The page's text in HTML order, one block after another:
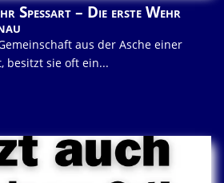
Spessart – Die erste Wehr
aus der Asche einer
besitzt sie oft ein...